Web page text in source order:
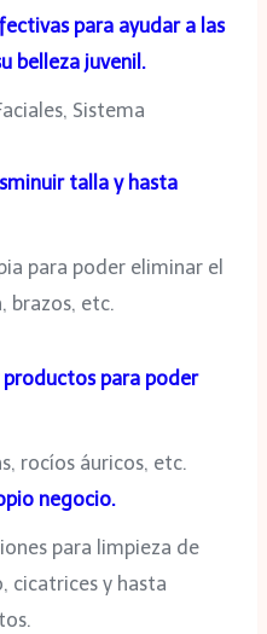
para ayudar a las
belleza juvenil.
Sistema
talla y hasta
para poder eliminar el
brazos, etc.
para poder
rocíos áuricos, etc.
negocio.
para limpieza de
cicatrices y hasta